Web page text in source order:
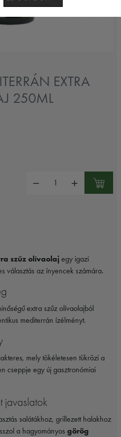
EXTRA
250ML
szűz olívaolaj egy igazi
választás az ínyencek számára.
extra szűz olívaolajból
mediterrán ízélményt.
, mely tökéletesen tükrözi a
cseppje egy új gasztronómiai
javaslatok
salátákhoz, grillezett halakhoz
a hagyományos görög